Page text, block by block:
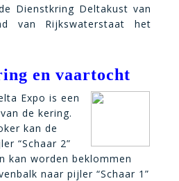
Dienstkring Deltakust van
van Rijkswaterstaat het
en vaartocht
Expo is een
de kering.
kan de
“Schaar 2”
kan worden beklommen
naar pijler “Schaar 1”